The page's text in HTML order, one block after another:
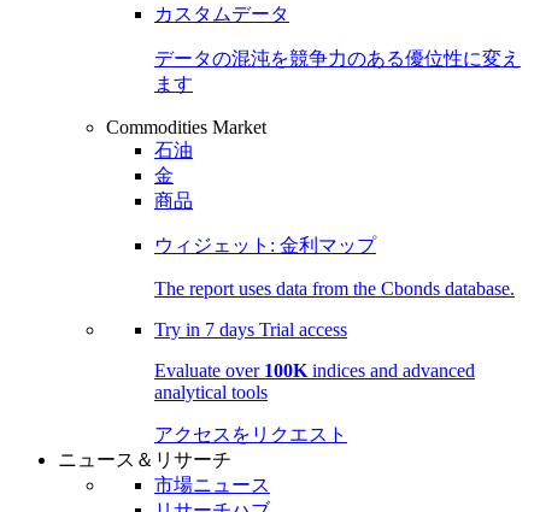
カスタムデータ
データの混沌を競争力のある優位性に変え
ます
Commodities Market
石油
金
商品
ウィジェット: 金利マップ
The report uses data from the Cbonds database.
Try in 7 days Trial access
Evaluate over 100K indices and advanced
analytical tools
アクセスをリクエスト
ニュース＆リサーチ
市場ニュース